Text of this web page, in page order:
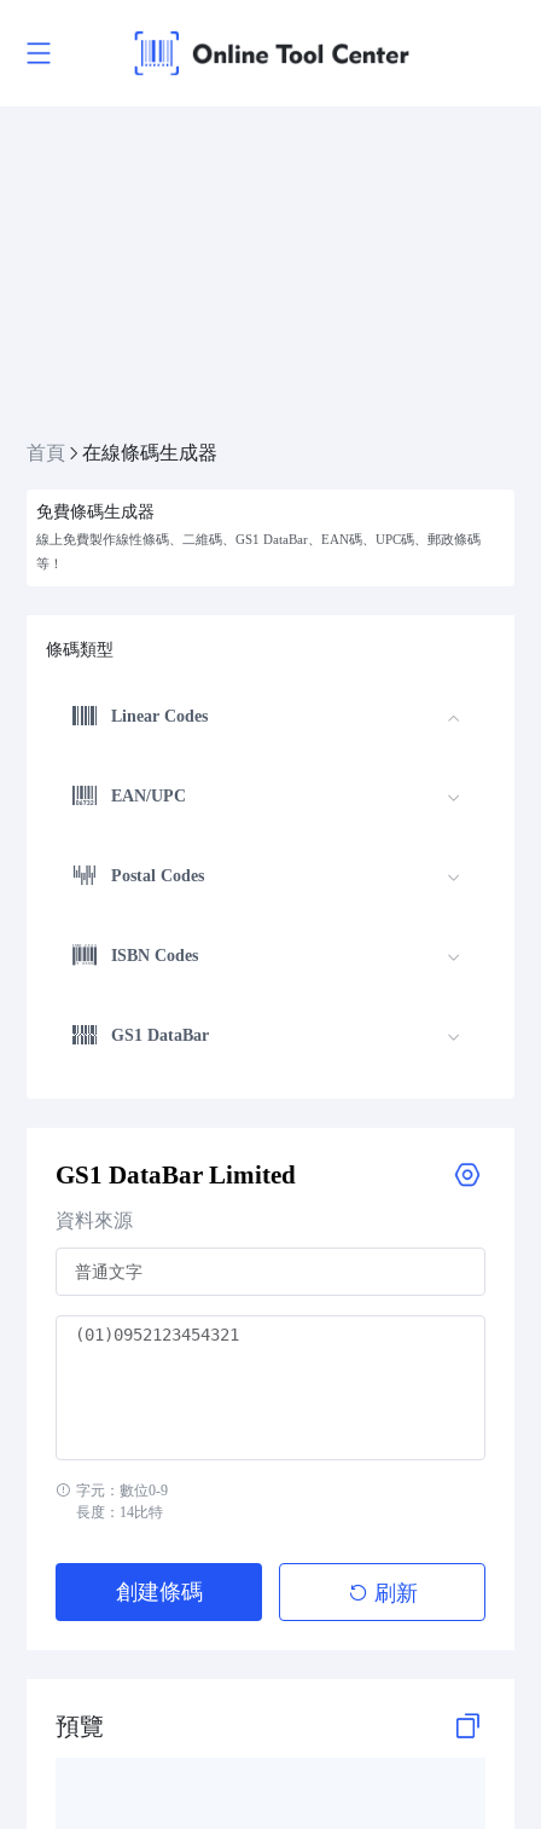
首頁 在線條碼生成器
免費條碼生成器
線上免費製作線性條碼、二維碼、GS1 DataBar、EAN碼、UPC碼、郵政條碼
等！
條碼類型
Linear Codes
EAN/UPC
Postal Codes
ISBN Codes
GS1 DataBar
GS1 DataBar Expanded Composite
GS1 DataBar Expanded Stacked
GS1 DataBar Expanded Stacked Composite
GS1 DataBar Stacked
GS1 DataBar Stacked Omnidirectional
GS1 DataBar Limited
資料來源
字元：數位0-9
長度：14比特
創建條碼 刷新
預覽